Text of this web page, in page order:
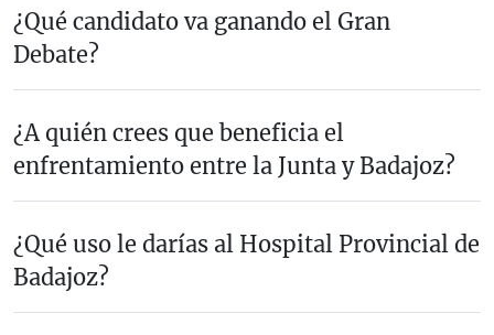
¿Qué candidato va ganando el Gran
Debate?
¿A quién crees que beneficia el
enfrentamiento entre la Junta y Badajoz?
¿Qué uso le darías al Hospital Provincial de
Badajoz?